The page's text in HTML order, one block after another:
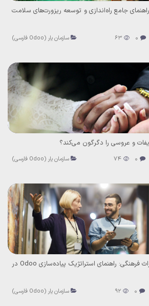
جامع راه‌اندازی و توسعه ریزورت‌های سلامت
0
63 سازمان یار (Odoo فارسی)
0
74 سازمان یار (Odoo فارسی)
پارادایم نوین مدیریت میراث فرهنگی: راهنمای استراتژیک پیاده‌سازی Odoo در
0
92 سازمان یار (Odoo فارسی)